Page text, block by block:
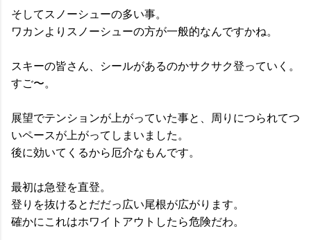
そしてスノーシューの多い事。
ワカンよりスノーシューの方が一般的なんですかね。
スキーの皆さん、シールがあるのかサクサク登っていく。
すご〜。
展望でテンションが上がっていた事と、周りにつられてつ
いペースが上がってしまいました。
後に効いてくるから厄介なもんです。
最初は急登を直登。
登りを抜けるとだだっ広い尾根が広がります。
確かにこれはホワイトアウトしたら危険だわ。